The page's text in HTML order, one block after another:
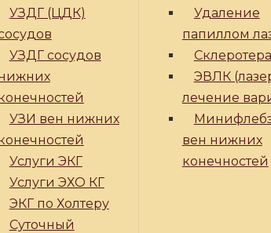
УЗДГ (ЦДК)
УЗДГ сосудов
УЗИ вен нижних
Услуги ЭКГ
Услуги ЭХО КГ
ЭКГ по Холтеру
Суточный
Удаление
папиллом
ЭВЛК
лечение
вен нижних
конечностей